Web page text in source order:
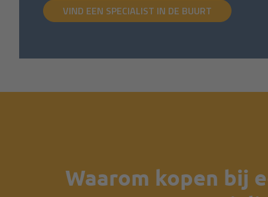
VIND EEN SPECIALIST IN DE BUURT
Waarom kopen bij